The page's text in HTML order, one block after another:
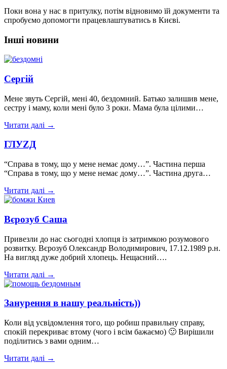
Поки вона у нас в притулку, потім відновимо їй документи та
спробуємо допомогти працевлаштуватись в Києві.
Інші новини
Сергій
Мене звуть Сергій, мені 40, бездомний. Батько залишив мене,
сестру і маму, коли мені було 3 роки. Мама була цілими…
Читати далі →
ГЛУZД
“Справа в тому, що у мене немає дому…”. Частина перша
“Справа в тому, що у мене немає дому…”. Частина друга…
Читати далі →
Вєрозуб Саша
Привезли до нас сьогодні хлопця із затримкою розумового
розвитку. Вєрозуб Олександр Володимирович, 17.12.1989 р.н.
На вигляд дуже добрий хлопець. Нещасний….
Читати далі →
Занурення в нашу реальність))
Коли від усвідомлення того, що робиш правильну справу,
спокій перекриває втому (чого і всім бажаємо) 🙂 Вирішили
поділитись з вами одним…
Читати далі →